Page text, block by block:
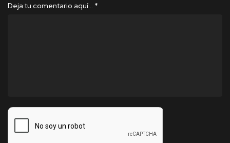
Deja tu comentario aquí… *